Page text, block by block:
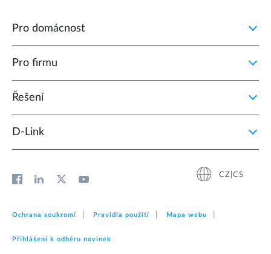
Pro domácnost
Pro firmu
Řešení
D‑Link
CZ|CS
Ochrana soukromí Pravidla použití Mapa webu
Přihlášení k odběru novinek